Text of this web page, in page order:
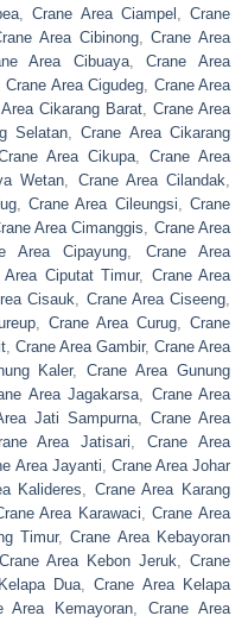
,Crane Area Ciampel , Crane
Area Cibinong,Crane Area
Area Cibuaya,Crane Area
Crane Area Cigudeg, Crane Area
Cikarang Barat, Crane Area
Selatan,Crane Area Cikarang
Area Cikupa, Crane Area
Wetan, Crane Area Cilandak,
,Crane Area Cileungsi,Crane
Area Cimanggis, Crane Area
Area Cipayung, Crane Area
Area Ciputat Timur, Crane Area
Cisauk, Crane Area Ciseeng,
, Crane Area Curug, Crane
, Crane Area Gambir, Crane Area
Kaler,Crane Area Gunung
Area Jagakarsa, Crane Area
Jati Sampurna,Crane Area
Area Jatisari,Crane Area
Area Jayanti, Crane Area Johar
Kalideres, Crane Area Karang
Area Karawaci,Crane Area
Timur,Crane Area Kebayoran
Crane Area Kebon Jeruk,Crane
Dua,Crane Area Kelapa
Area Kemayoran,Crane Area